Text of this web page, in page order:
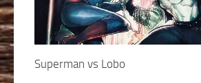
Superman vs Lobo